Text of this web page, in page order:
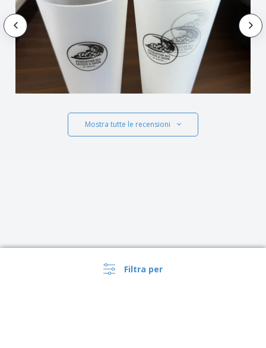
Filtra per
Mostra tutte le recensioni